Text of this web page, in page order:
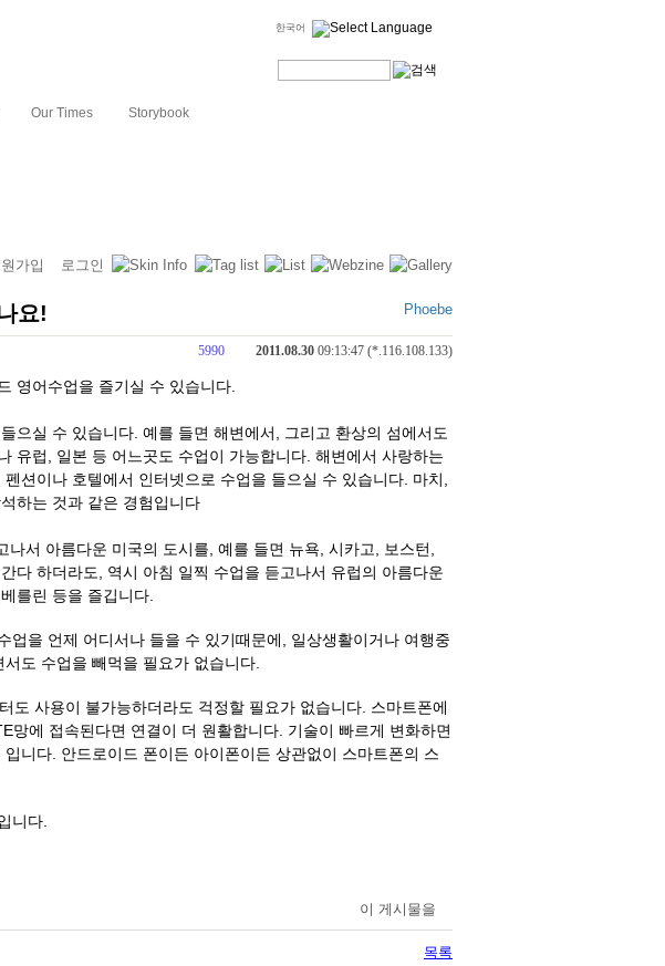
한국어
Our Times Storybook
가입 로그인
요! Phoebe
2011.08.30 09:13:47 (*.116.108.133)
5990
영어수업을 즐기실 수 있습니다.
으실 수 있습니다. 예를 들면 해변에서, 그리고 환상의 섬에서도
유럽, 일본 등 어느곳도 수업이 가능합니다. 해변에서 사랑하는
션이나 호텔에서 인터넷으로 수업을 들으실 수 있습니다. 마치,
하는 것과 같은 경험입니다
서 아름다운 미국의 도시를, 예를 들면 뉴욕, 시카고, 보스턴,
다 하더라도, 역시 아침 일찍 수업을 듣고나서 유럽의 아름다운
를린 등을 즐깁니다.
업을 언제 어디서나 들을 수 있기때문에, 일상생활이거나 여행중
도 수업을 빼먹을 필요가 없습니다.
도 사용이 불가능하더라도 걱정할 필요가 없습니다. 스마트폰에
망에 접속된다면 연결이 더 원활합니다. 기술이 빠르게 변화하면
니다. 안드로이드 폰이든 아이폰이든 상관없이 스마트폰의 스
니다.
이 게시물을
목록